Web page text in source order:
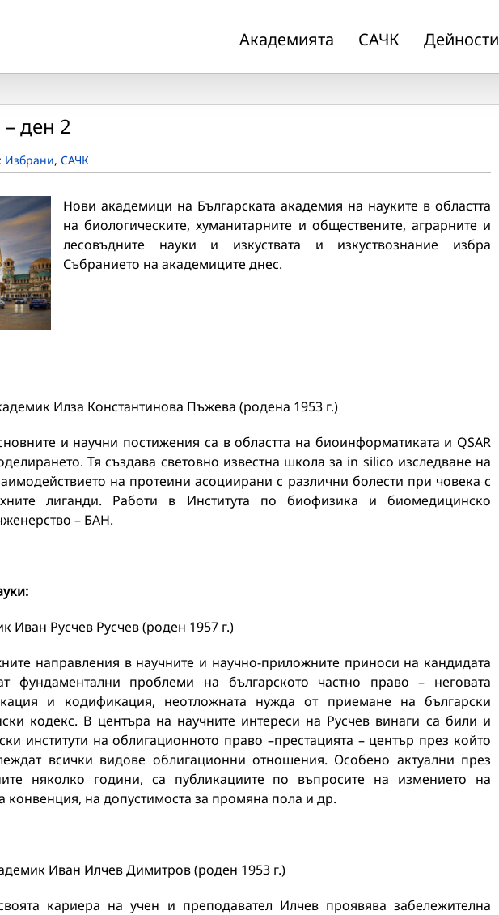
Академията САЧК Дейности
ден 2
Избрани, САЧК
Нови академици на Българската академия на науките в областта
на биологическите, хуманитарните и обществените, аграрните и
лесовъдните науки и изкуствата и изкуствознание избра
Събранието на академиците днес.
Илза Константинова Пъжева (родена 1953 г.)
и научни постижения са в областта на биоинформатиката и QSAR
Тя създава световно известна школа за in silico изследване на
на протеини асоциирани с различни болести при човека с
лиганди. Работи в Института по биофизика и биомедицинско
– БАН.
Иван Русчев Русчев (роден 1957 г.)
направления в научните и научно-приложните приноси на кандидата
фундаментални проблеми на българското частно право – неговата
и кодификация, неотложната нужда от приемане на български
кодекс. В центъра на научните интереси на Русчев винаги са били и
институти на облигационното право –престацията – център през който
всички видове облигационни отношения. Особено актуални през
няколко години, са публикациите по въпросите на измението на
конвенция, на допустимоста за промяна пола и др.
Иван Илчев Димитров (роден 1953 г.)
кариера на учен и преподавател Илчев проявява забележителна